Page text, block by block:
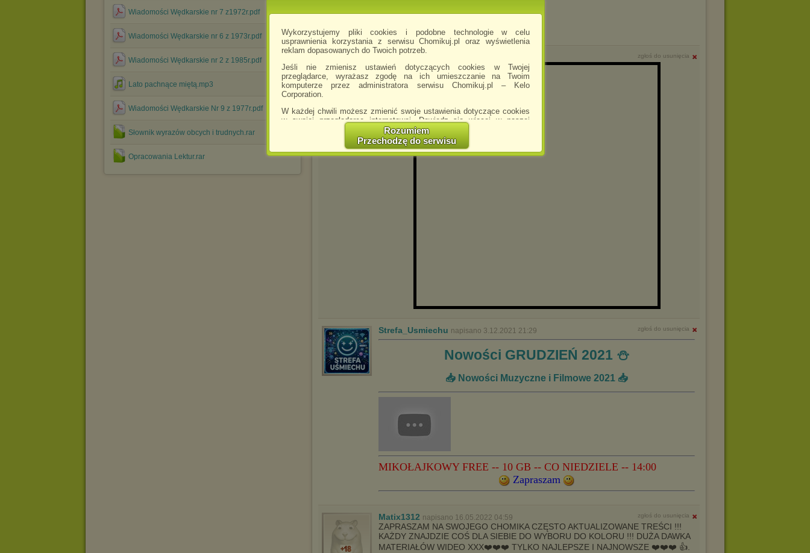
Wykorzystujemy pliki cookies i podobne technologie w celu
usprawnienia korzystania z serwisu Chomikuj.pl oraz wyświetlenia
reklam dopasowanych do Twoich potrzeb.
Jeśli nie zmienisz ustawień dotyczących cookies w Twojej
przeglądarce, wyrażasz zgodę na ich umieszczanie na Twoim
komputerze przez administratora serwisu Chomikuj.pl – Kelo
Corporation.
W każdej chwili możesz zmienić swoje ustawienia dotyczące cookies
w swojej przeglądarce internetowej. Dowiedz się więcej w naszej
http://chomikuj.pl/PolitykaPrywatnosci.aspx
Jednocześnie informujemy że zmiana ustawień przeglądarki może
spowodować ograniczenie korzystania ze strony Chomikuj.pl.
http://chomikuj.pl/PolitykaPrywatnosci.aspx.
Rozumiem
Przechodzę do serwisu
Wiadomości Wędkarskie nr 7 z1972r.pdf
Wiadomości Wędkarskie nr 6 z 1973r.pdf
Wiadomości Wędkarskie nr 2 z 1985r.pdf
Lato pachnące miętą.mp3
Wiadomości Wędkarskie Nr 9 z 1977r.pdf
Słownik wyrazów obcych i trudnych.rar
Opracowania Lektur.rar
damian9655 zgłoś do usunięcia
Strefa_Usmiechu napisano 3.12.2021 21:29 zgłoś do usunięcia
Nowości GRUDZIEŃ 2021 ⛄️
📥 Nowości Muzyczne i Filmowe 2021 📥
MIKOŁAJKOWY FREE -- 10 GB -- CO NIEDZIELE -- 14:00
Zapraszam
Matix1312 napisano 16.05.2022 04:59 zgłoś do usunięcia
ZAPRASZAM NA SWOJEGO CHOMIKA CZĘSTO AKTUALIZOWANE TREŚCI !!!
KAŻDY ZNAJDZIE COŚ DLA SIEBIE DO WYBORU DO KOLORU !!! DUŻA DAWKA
MATERIAŁÓW WIDEO XXX❤️❤️❤️ TYLKO NAJLEPSZE I NAJNOWSZE ❤️❤️❤️ 👍.